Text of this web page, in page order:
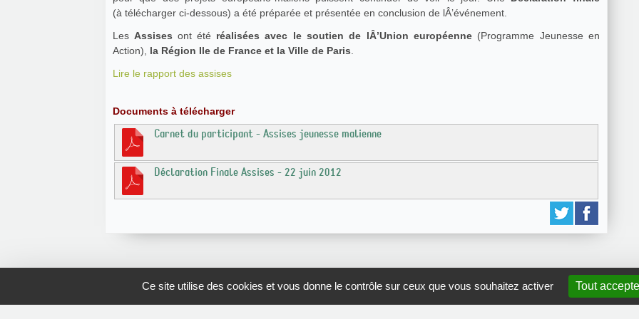
Ce site utilise des cookies et vous donne le contrôle sur ceux que vous souhaitez activer Tout
(à télécharger ci-dessous) a été préparée et présentée en conclusion de lÂ’événement.
Les Assises ont été réalisées avec le soutien de lÂ’Union européenne (Programme Jeunesse en
Action), la Région Ile de France et la Ville de Paris
Lire le rapport des assises
Documents à télécharger
Carnet du participant - Assises jeunesse malienne
Déclaration Finale Assises - 22 juin 2012
GRDR Copyright 2010 | |Plan du site|